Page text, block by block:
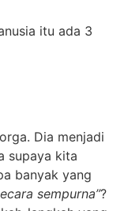
itu ada 3
Dia menjadi
supaya kita
banyak yang
sempurna”?